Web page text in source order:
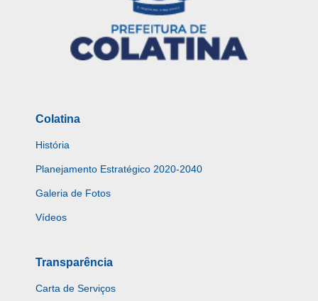
Colatina
História
Planejamento Estratégico 2020-2040
Galeria de Fotos
Vídeos
Transparência
Carta de Serviços